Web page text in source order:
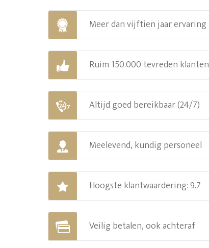
Meer dan vijftien jaar ervaring
Ruim 150.000 tevreden klanten
Altijd goed bereikbaar (24/7)
Meelevend, kundig personeel
Hoogste klantwaardering: 9.7
Veilig betalen, ook achteraf